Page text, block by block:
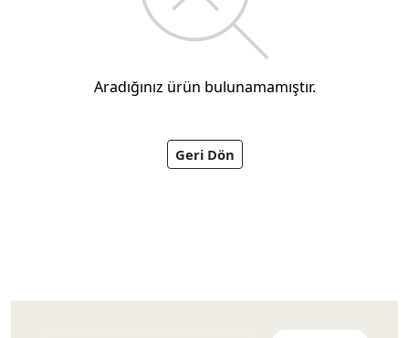
Aradığınız ürün bulunamamıştır.
Geri Dön